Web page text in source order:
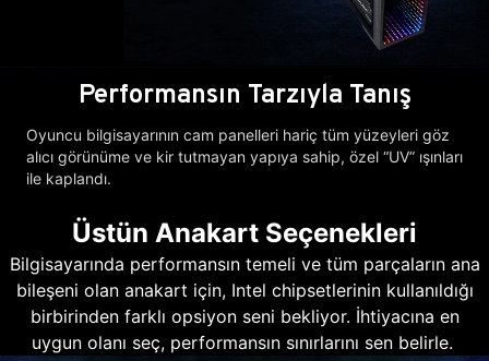
Performansın Tarzıyla Tanış
Oyuncu bilgisayarının cam panelleri hariç tüm yüzeyleri göz
alıcı görünüme ve kir tutmayan yapıya sahip, özel “UV” ışınları
ile kaplandı.
Üstün Anakart Seçenekleri
Bilgisayarında performansın temeli ve tüm parçaların ana
bileşeni olan anakart için, Intel chipsetlerinin kullanıldığı
birbirinden farklı opsiyon seni bekliyor. İhtiyacına en
uygun olanı seç, performansın sınırlarını sen belirle.